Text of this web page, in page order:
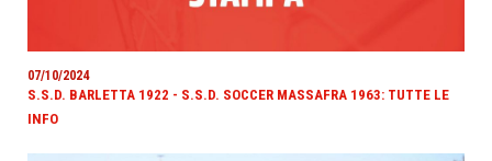
07/10/2024
S.S.D. BARLETTA 1922 - S.S.D. SOCCER MASSAFRA 1963: TUTTE LE
INFO